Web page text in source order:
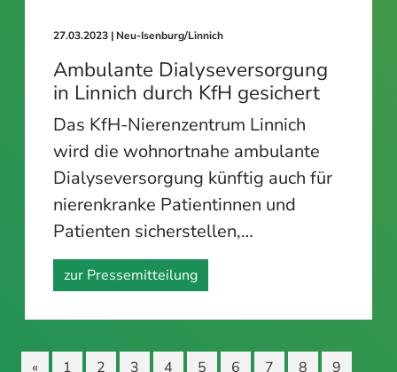
27.03.2023 | Neu-Isenburg/Linnich
Ambulante Dialyseversorgung
in Linnich durch KfH gesichert
Das KfH-Nierenzentrum Linnich
wird die wohnortnahe ambulante
Dialyseversorgung künftig auch für
nierenkranke Patientinnen und
Patienten sicherstellen,…
zur Pressemitteilung
« 1 2 3 4 5 6 7 8
9